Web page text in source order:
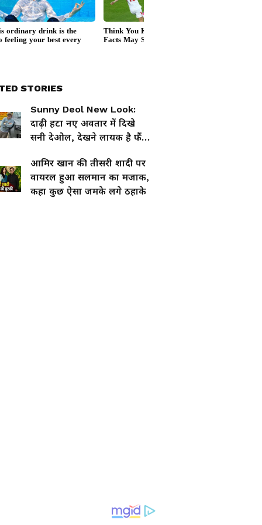
STORIES
Sunny Deol New Look:
दाढ़ी हटा नए अवतार में दिखे
सनी देओल, देखने लायक है फैंस
आमिर खान की तीसरी शादी पर
वायरल हुआ सलमान का मजाक,
कहा कुछ ऐसा जमके लगे ठहाके